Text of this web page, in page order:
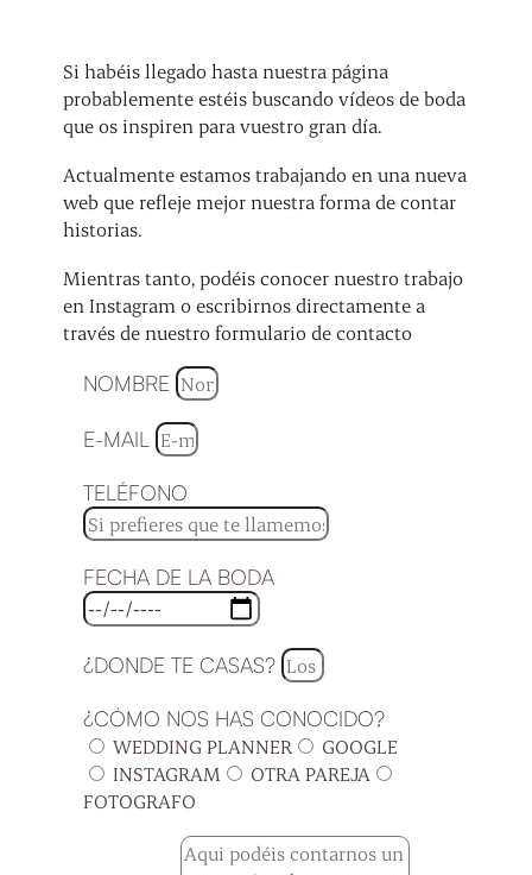
Si habéis llegado hasta nuestra página
probablemente estéis buscando vídeos de boda
que os inspiren para vuestro gran día.
Actualmente estamos trabajando en una nueva
web que refleje mejor nuestra forma de contar
historias.
Mientras tanto, podéis conocer nuestro trabajo
en Instagram o escribirnos directamente a
través de nuestro formulario de contacto
NOMBRE
E-MAIL
TELÉFONO
FECHA DE LA BODA
¿DONDE TE CASAS?
¿CÓMO NOS HAS CONOCIDO?
WEDDING PLANNER
GOOGLE
INSTAGRAM
OTRA PAREJA
FOTOGRAFO